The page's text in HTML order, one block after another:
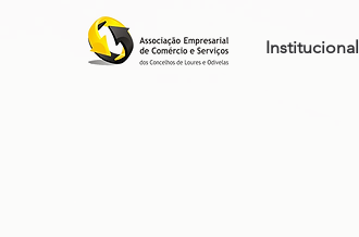
Institucional